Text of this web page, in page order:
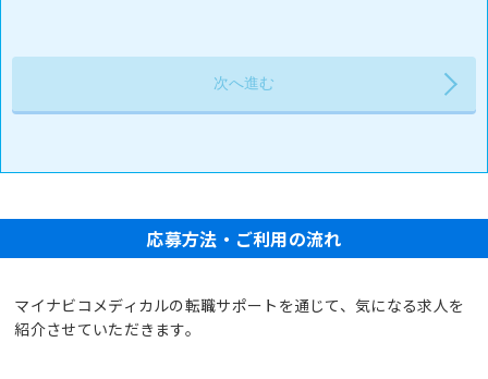
応募方法・ご利用の流れ
マイナビコメディカルの転職サポートを通じて、気になる求人を
紹介させていただきます。